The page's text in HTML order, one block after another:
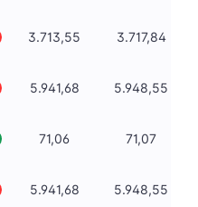
3.713,55 3.717,84
5.941,68 5.948,55
71,06 71,07
5.941,68 5.948,55